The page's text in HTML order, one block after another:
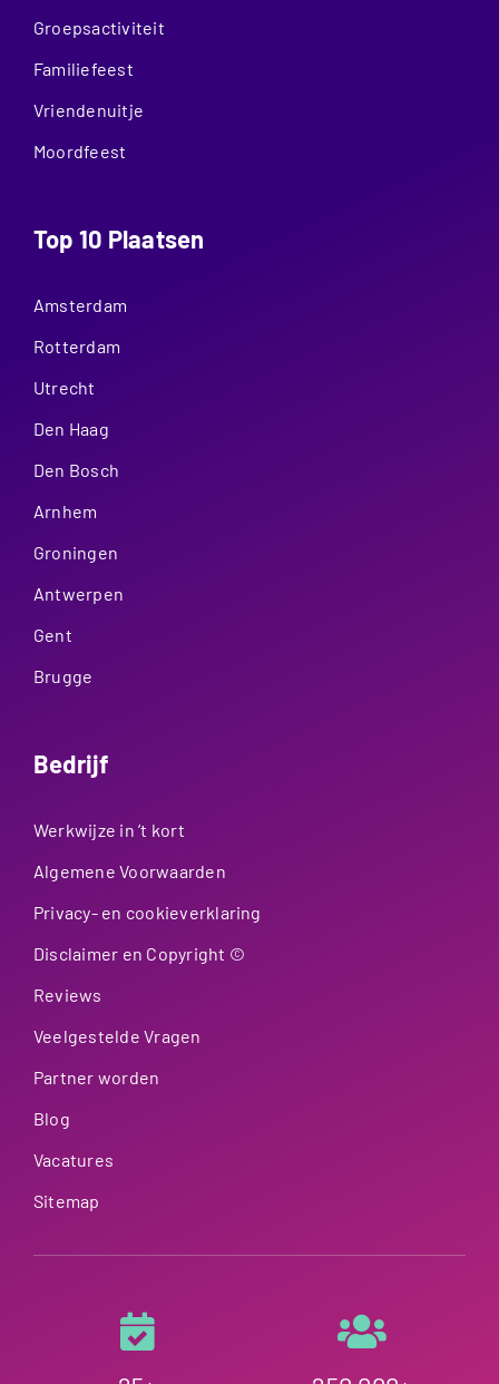
Groepsactiviteit
Familiefeest
Vriendenuitje
Moordfeest
Top 10 Plaatsen
Amsterdam
Rotterdam
Utrecht
Den Haag
Den Bosch
Arnhem
Groningen
Antwerpen
Gent
Brugge
Bedrijf
Werkwijze in ’t kort
Algemene Voorwaarden
Privacy- en cookieverklaring
Disclaimer en Copyright ©
Reviews
Veelgestelde Vragen
Partner worden
Blog
Vacatures
Sitemap